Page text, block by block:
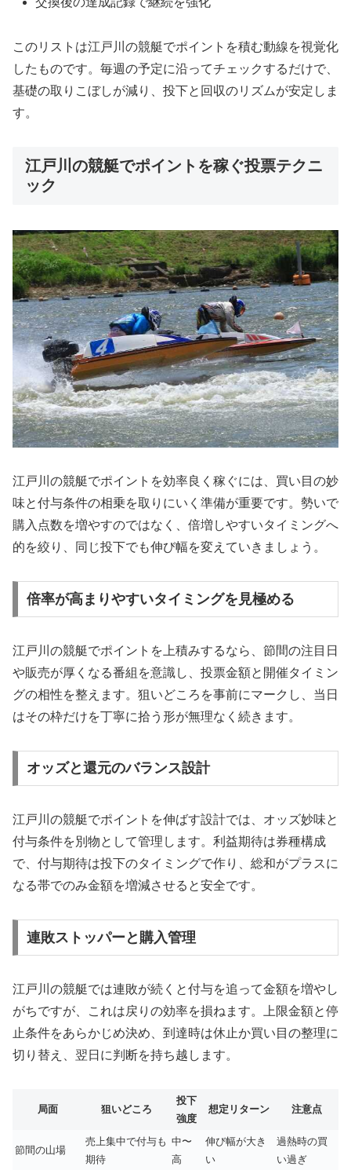
このリストは江戸川の競艇でポイントを積む動線を視覚化
したものです。毎週の予定に沿ってチェックするだけで、
基礎の取りこぼしが減り、投下と回収のリズムが安定しま
す。
江戸川の競艇でポイントを稼ぐ投票テクニ
ック
江戸川の競艇でポイントを効率良く稼ぐには、買い目の妙
味と付与条件の相乗を取りにいく準備が重要です。勢いで
購入点数を増やすのではなく、倍増しやすいタイミングへ
的を絞り、同じ投下でも伸び幅を変えていきましょう。
倍率が高まりやすいタイミングを見極める
江戸川の競艇でポイントを上積みするなら、節間の注目日
や販売が厚くなる番組を意識し、投票金額と開催タイミン
グの相性を整えます。狙いどころを事前にマークし、当日
はその枠だけを丁寧に拾う形が無理なく続きます。
オッズと還元のバランス設計
江戸川の競艇でポイントを伸ばす設計では、オッズ妙味と
付与条件を別物として管理します。利益期待は券種構成
で、付与期待は投下のタイミングで作り、総和がプラスに
なる帯でのみ金額を増減させると安全です。
連敗ストッパーと購入管理
江戸川の競艇では連敗が続くと付与を追って金額を増やし
がちですが、これは戻りの効率を損ねます。上限金額と停
止条件をあらかじめ決め、到達時は休止か買い目の整理に
切り替え、翌日に判断を持ち越します。
局面 狙いどころ
投下
強度
想定リターン 注意点
節間の山場
売上集中で付与も
期待
中〜
高
伸び幅が大き
い
過熱時の買
い過ぎ